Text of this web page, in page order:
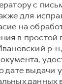
с
для
на
в
р-
дате